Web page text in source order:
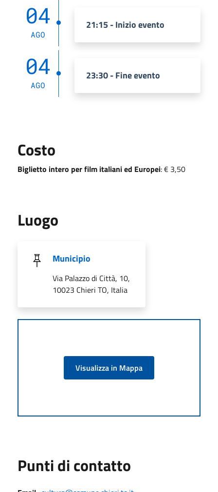
04
AGO
21:15 - Inizio evento
04
AGO
23:30 - Fine evento
Costo
Biglietto intero per film italiani ed Europei: € 3,50
Luogo
Municipio
Via Palazzo di Città, 10,
10023 Chieri TO, Italia
Visualizza in Mappa
Punti di contatto